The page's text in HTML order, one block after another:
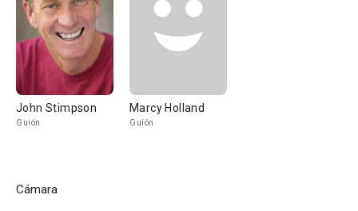
John Stimpson
Guión
Marcy Holland
Guión
Cámara